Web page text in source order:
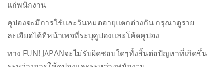
แก่พนักงาน
คูปองจะมีการใช้และวันหมดอายุแตกต่างกัน กรุณาดูราย
ละเอียดได้ที่หน้าเพจที่ระบุคูปองและโค้ดคูปอง
ทาง FUN! JAPANจะไม่รับผิดชอบใดๆทั้งสิ้นต่อปัญหาที่เกิดขึ้น